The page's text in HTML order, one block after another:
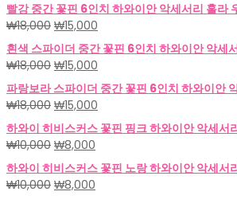
빨강 중간 꽃핀 6인치 하와이안 악세서리 훌라
₩18,000 원
래
가
격:
₩18,000.
₩15,000
재
가
격:
₩15,000.
흰색 스파이더 중간 꽃핀 6인치 하와이안 악세
₩18,000 원
래
가
격:
₩18,000.
₩15,000
재
가
격:
₩15,000.
파랑보라 스파이더 중간 꽃핀 6인치 하와이안
₩18,000 원
래
가
격:
₩18,000.
₩15,000
재
가
₩15,000.
하와이 히비스커스 꽃핀 핑크 하와이안 악세서
₩10,000 원
래
가
격:
₩8,000
재
가
격:
하와이 히비스커스 꽃핀 노랑 하와이안 악세서
₩10,000 원
₩8,000